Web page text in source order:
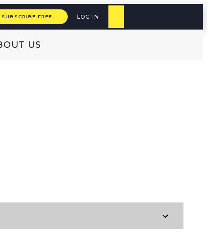
SUBSCRIBE FREE LOG IN
US